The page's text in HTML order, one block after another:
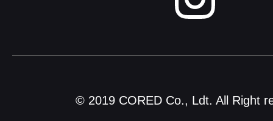
© 2019 CORED Co., Ldt. All Right